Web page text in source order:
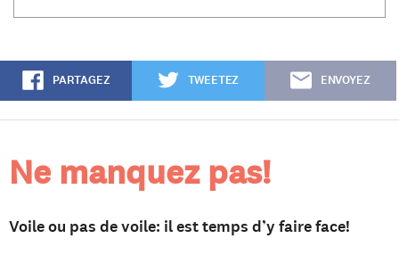
PARTAGEZ TWEETEZ ENVOYEZ
Ne manquez pas!
Voile ou pas de voile: il est temps d’y faire face!